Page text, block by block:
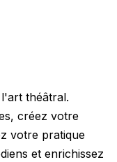
théâtral.
créez votre
votre pratique
et enrichissez